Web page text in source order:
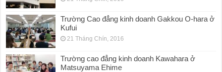
Trường Cao đẳng kinh doanh Gakkou O-hara ở
Kufui
21 Tháng Chín, 2016
Trường cao đẳng kinh doanh Kawahara ở
Matsuyama Ehime